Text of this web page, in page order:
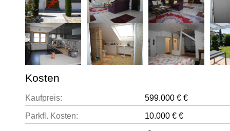
Kosten
Kaufpreis: 599.000 € €
Parkfl. Kosten: 10.000 € €